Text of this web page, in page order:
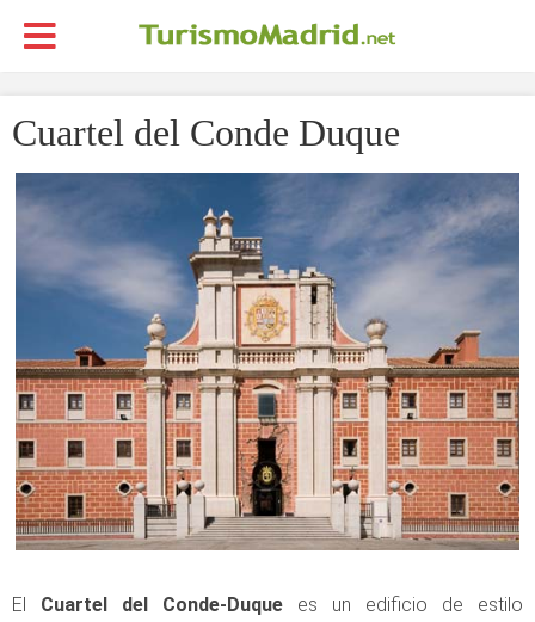
Cuartel del Conde Duque
El Cuartel del Conde-Duque es un edificio de estilo